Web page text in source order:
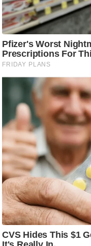
.
आ
र
.
आ
.
चा
य
प
र
स
मी
क्षा
ध
र्म
ज्यो
ति